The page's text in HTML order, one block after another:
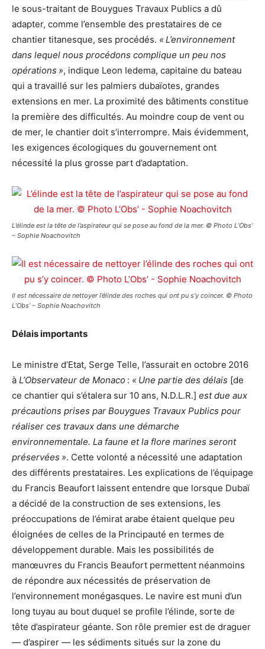
le sous-traitant de Bouygues Travaux Publics a dû
adapter, comme l’ensemble des prestataires de ce
chantier titanesque, ses procédés. « L’environnement
dans lequel nous procédons complique un peu nos
opérations », indique Leon Iedema, capitaine du bateau
qui a travaillé sur les palmiers dubaïotes, grandes
extensions en mer. La proximité des bâtiments constitue
la première des difficultés. Au moindre coup de vent ou
de mer, le chantier doit s’interrompre. Mais évidemment,
les exigences écologiques du gouvernement ont
nécessité la plus grosse part d’adaptation.
L’élinde est la tête de l’aspirateur qui se pose au fond de la mer. © Photo L’Obs’
– Sophie Noachovitch
Il est nécessaire de nettoyer l’élinde des roches qui ont pu s’y coincer. © Photo
L’Obs’ – Sophie Noachovitch
Délais importants
Le ministre d’Etat, Serge Telle, l’assurait en octobre 2016
à L’Observateur de Monaco : « Une partie des délais [de
ce chantier qui s’étalera sur 10 ans, N.D.L.R.] est due aux
précautions prises par Bouygues Travaux Publics pour
réaliser ces travaux dans une démarche
environnementale. La faune et la flore marines seront
préservées ». Cette volonté a nécessité une adaptation
des différents prestataires. Les explications de l’équipage
du Francis Beaufort laissent entendre que lorsque Dubaï
a décidé de la construction de ses extensions, les
préoccupations de l’émirat arabe étaient quelque peu
éloignées de celles de la Principauté en termes de
développement durable. Mais les possibilités de
manœuvres du Francis Beaufort permettent néanmoins
de répondre aux nécessités de préservation de
l’environnement monégasques. Le navire est muni d’un
long tuyau au bout duquel se profile l’élinde, sorte de
tête d’aspirateur géante. Son rôle premier est de draguer
— d’aspirer — les sédiments situés sur la zone du